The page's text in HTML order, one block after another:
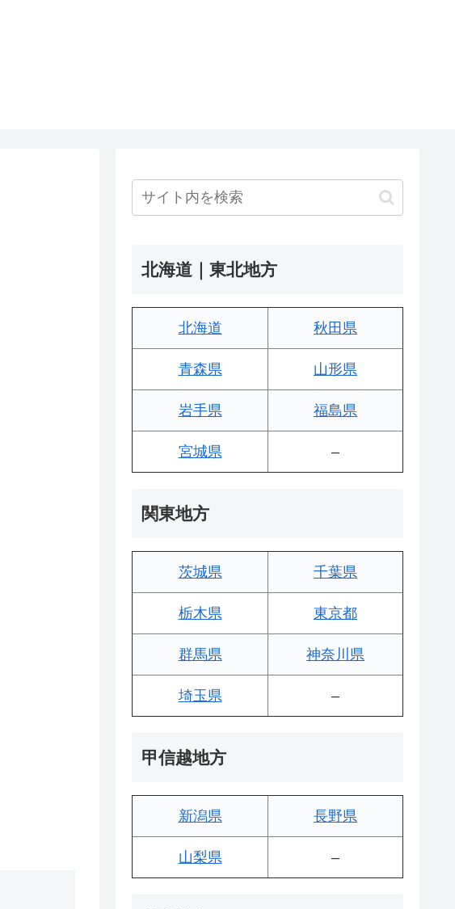
北海道｜東北地方
北海道 秋田県
青森県 山形県
岩手県 福島県
宮城県 –
関東地方
茨城県 千葉県
栃木県 東京都
群馬県 神奈川県
埼玉県 –
甲信越地方
新潟県 長野県
山梨県 –